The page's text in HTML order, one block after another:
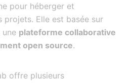
pour héberger et
projets. Elle est basée sur
une plateforme collaborative
open source.
offre plusieurs